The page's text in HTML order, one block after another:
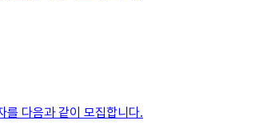
를 다음과 같이 모집합니다.